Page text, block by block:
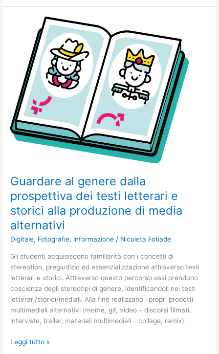
Guardare al genere dalla
prospettiva dei testi letterari e
storici alla produzione di media
alternativi
Digitale, Fotografie, informazione / Nicoleta Fotiade
Gli studenti acquisiscono familiarità con i concetti di
stereotipo, pregiudizio ed essenzializzazione attraverso testi
letterari e storici. Attraverso questo percorso essi prendono
coscienza degli stereotipi di genere, identificandoli nei testi
letterari/storici/mediali. Alla fine realizzano i propri prodotti
multimediali alternativi (meme, gif, video – discorsi filmati,
interviste, trailer, materiali multimediali – collage, remix).
prospettiva
testi
letterari
storici
alla
produzione
Leggi tutto »